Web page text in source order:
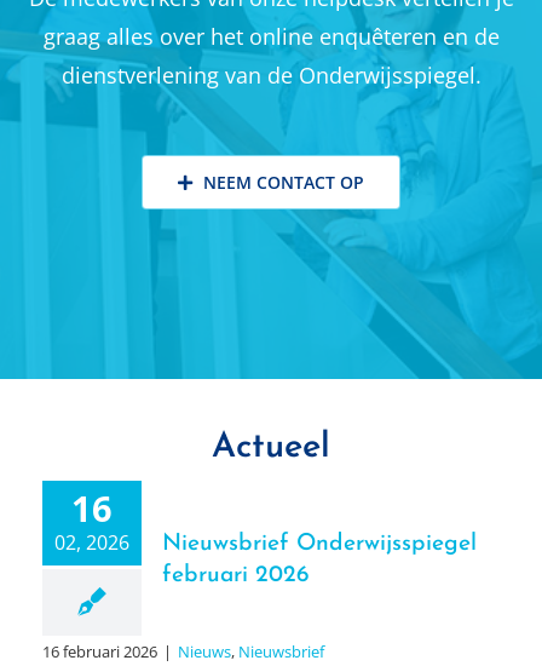
De medewerkers van onze helpdesk vertellen je
graag alles over het online enquêteren en de
dienstverlening van de Onderwijsspiegel.
Actueel
16
02, 2026
Nieuwsbrief Onderwijsspiegel